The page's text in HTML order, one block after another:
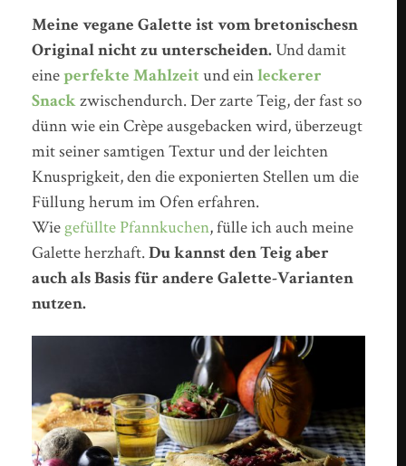
Meine vegane Galette ist vom bretonischesn
Original nicht zu unterscheiden. Und damit
eineperfekte Mahlzeit und einleckerer
Snackzwischendurch. Der zarte Teig, der fast so
dünn wie ein Crèpe ausgebacken wird, überzeugt
mit seiner samtigen Textur und der leichten
Knusprigkeit, den die exponierten Stellen um die
Füllung herum im Ofen erfahren.
Wie gefüllte Pfannkuchen, fülle ich auch meine
Galette herzhaft.Du kannst den Teig aber
auch als Basis für andere Galette-Varianten
nutzen.